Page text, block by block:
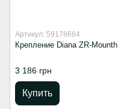
Артикул: 59178664
Крепление Diana ZR-Mounth
3 186 грн
Купить